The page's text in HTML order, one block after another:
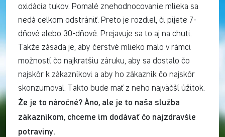
oxidácia tukov. Pomalé znehodnocovanie mlieka sa
nedá celkom odstrániť. Preto je rozdiel, či pijete 7-
dňové alebo 30-dňové. Prejavuje sa to aj na chuti.
Takže zásada je, aby čerstvé mlieko malo v rámci
možností čo najkratšiu záruku, aby sa dostalo čo
najskôr k zákazníkovi a aby ho zákazník čo najskôr
skonzumoval. Takto bude mať z neho najväčší úžitok.
Že je to náročné? Áno, ale je to naša služba
zákazníkom, chceme im dodávať čo najzdravšie
potraviny.